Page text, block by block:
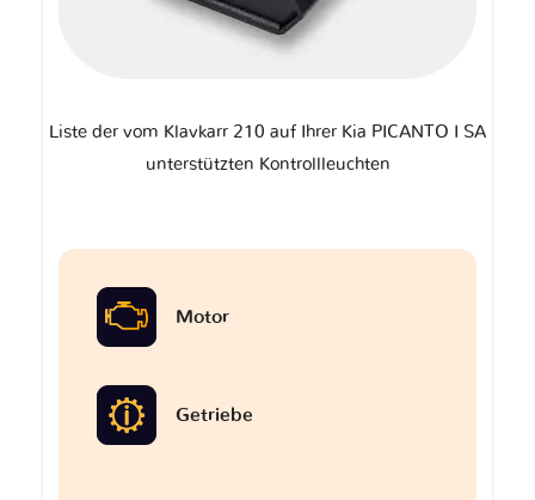
Liste der vom Klavkarr 210 auf Ihrer Kia PICANTO I SA
unterstützten Kontrollleuchten
Motor
Getriebe